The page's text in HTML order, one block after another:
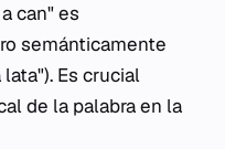
can" es
semánticamente
Es crucial
de la palabra en la